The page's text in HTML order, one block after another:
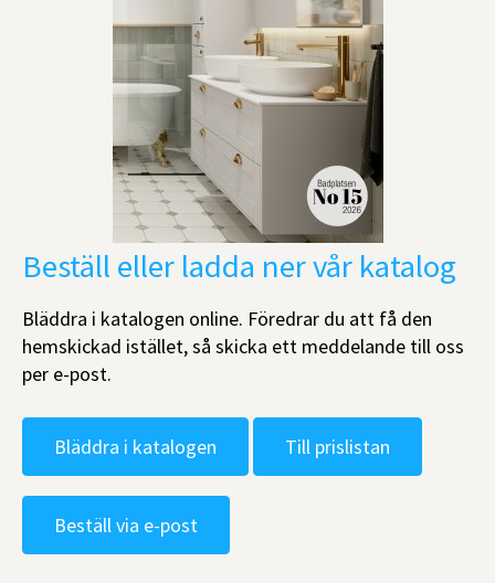
Beställ eller ladda ner vår katalog
Bläddra i katalogen online. Föredrar du att få den
hemskickad istället, så skicka ett meddelande till oss
per e-post.
Bläddra i katalogen Till prislistan
Beställ via e-post